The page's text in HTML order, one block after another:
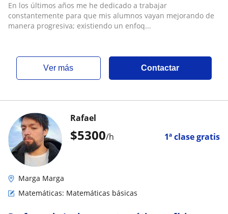
En los últimos años me he dedicado a trabajar
constantemente para que mis alumnos vayan mejorando de
manera progresiva; existiendo un enfoq...
ver más Contactar
$5300/h 1ª clase gratis
Rafael
Marga Marga
Matemáticas: Matemáticas básicas